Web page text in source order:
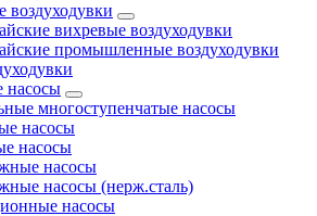
воздуходувки
вихревые воздуходувки
промышленные воздуходувки
насосы
многоступенчатые насосы
насосы
насосы
насосы
насосы (нерж.сталь)
насосы